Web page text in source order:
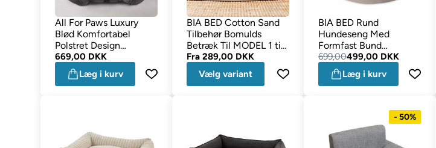
All For Paws Luxury
Blød Komfortabel
Polstret Design
Hundeseng Grå
MEDIUM
669,00 DKK
Læg i kurv
BIA BED Cotton Sand
Tilbehør Bomulds
Betræk Til MODEL 1 til
8
Fra289,00 DKK
Vælg variant
BIA BED Rund
Hundeseng Med
Formfast Bund
MULVAD
699,00499,00 DKK
Læg i kurv
- 50%